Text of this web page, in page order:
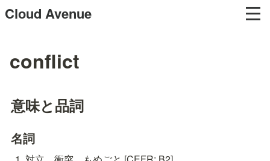
Cloud Avenue
conflict
意味と品詞
名詞